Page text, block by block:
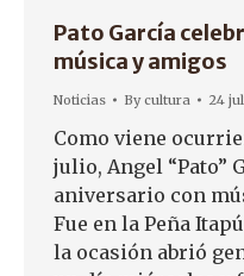
Pato García
música y amigos
Noticias Bycultura 24
Como viene
julio, Angel “Pato”
aniversario con
Fue en la Peña
la ocasión abrió